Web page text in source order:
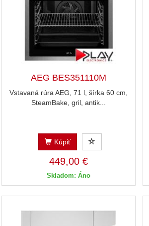
AEG BES351110M
Vstavaná rúra AEG, 71 l, šírka 60 cm,
SteamBake, gril, antik...
Kúpiť
449,00 €
Skladom: Áno